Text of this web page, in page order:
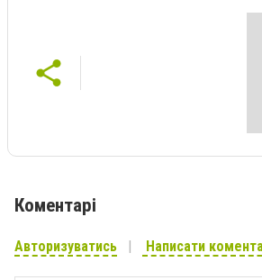
Коментарі
Авторизуватись Написати